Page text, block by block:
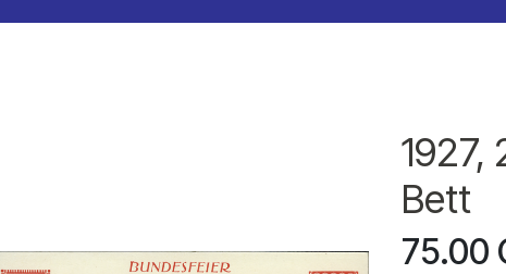
1927,
Bett
75.00